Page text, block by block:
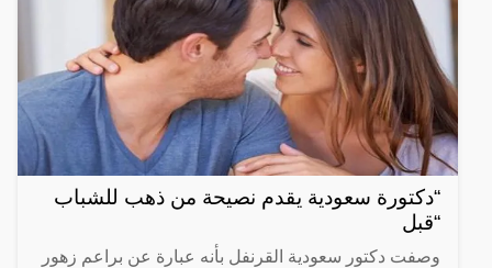
“دكتورة سعودية يقدم نصيحة من ذهب للشباب
“قبل
وصفت دكتور سعودية القرنفل بأنه عبارة عن براعم زهور